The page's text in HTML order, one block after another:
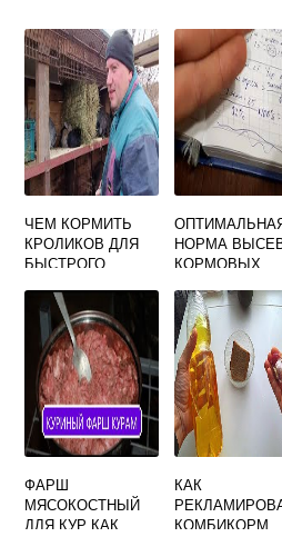
ЧЕМ КОРМИТЬ
КРОЛИКОВ ДЛЯ
БЫСТРОГО
ДОМАШНИХ
УСЛОВИЯХ
ЗИМОЙ
НОРМА
КОРМОВЫХ
ЗЕРНОФУРАЖ
СОСТАВЛЯЕТ
ФАРШ
МЯСОКОСТНЫЙ
ДЛЯ КУР КАК
КАК
КОМБИКОРМ